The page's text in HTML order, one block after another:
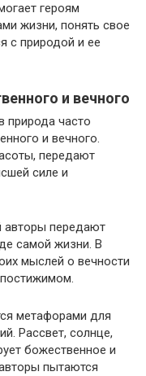
героям
жизни, понять свое
с природой и ее
и вечного
природа часто
и вечного.
передают
силе и
авторы передают
самой жизни. В
мыслей о вечности
метафорами для
Рассвет, солнце,
божественное и
пытаются